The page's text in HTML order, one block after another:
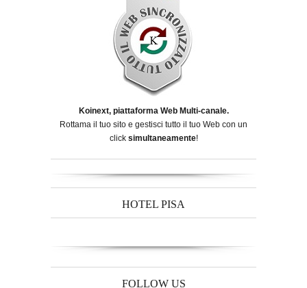
Koinext, piattaforma Web Multi-canale.
Rottama il tuo sito e gestisci tutto il tuo Web con un
click simultaneamente!
HOTEL PISA
FOLLOW US